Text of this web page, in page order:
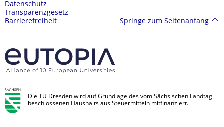
Datenschutz
Transparenzgesetz
Barrierefreiheit
Springe zum Seitenanfang
Die TU Dresden wird auf Grundlage des vom Sächsischen Landtag
beschlossenen Haushalts aus Steuermitteln mitfinanziert.